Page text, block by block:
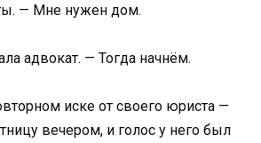
— Мне нужен дом.
адвокат. — Тогда начнём.
иске от своего юриста —
вечером, и голос у него был